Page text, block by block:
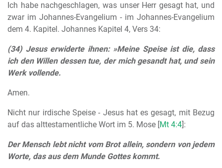
Ich habe nachgeschlagen, was unser Herr gesagt hat, und
zwar im Johannes-Evangelium - im Johannes-Evangelium
dem 4. Kapitel. Johannes Kapitel 4, Vers 34:
(34) Jesus erwiderte ihnen: »Meine Speise ist die, dass
ich den Willen dessen tue, der mich gesandt hat, und sein
Werk vollende.
Amen.
Nicht nur irdische Speise - Jesus hat es gesagt, mit Bezug
auf das alttestamentliche Wort im 5. Mose [Mt 4:4]:
Der Mensch lebt nicht vom Brot allein, sondern von jedem
Worte, das aus dem Munde Gottes kommt.